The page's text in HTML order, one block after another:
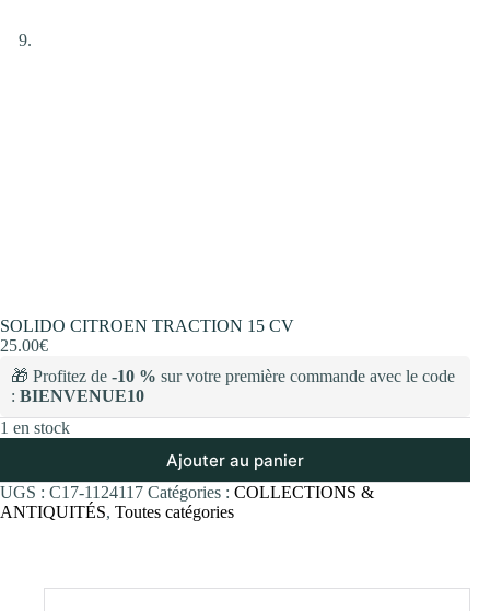
SOLIDO CITROEN TRACTION 15 CV
25.00€
🎁 Profitez de -10 % sur votre première commande avec le code
: BIENVENUE10
1 en stock
Ajouter au panier
UGS : C17-1124117 Catégories : COLLECTIONS &
ANTIQUITÉS, Toutes catégories